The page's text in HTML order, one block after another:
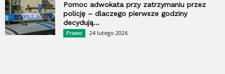
Pomoc adwokata przy zatrzymaniu przez
policję – dlaczego pierwsze godziny
decydują...
Prawo 24 lutego 2026